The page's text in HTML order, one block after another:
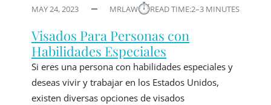
MAY 24, 2023 MRLAW⏱︎READ TIME:2–3 MINUTES
Visados Para Personas con
Habilidades Especiales
Si eres una persona con habilidades especiales y
deseas vivir y trabajar en los Estados Unidos,
existen diversas opciones de visados